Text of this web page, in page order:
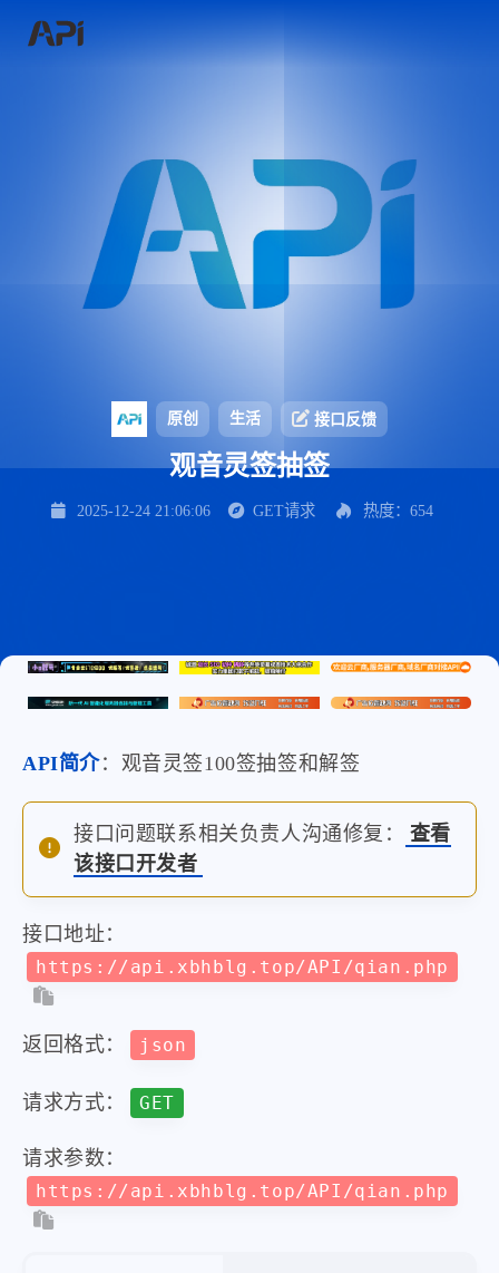
原创 生活 接口反馈
观音灵签抽签
2025-12-24 21:06:06 GET请求 热度：654
API简介：观音灵签100签抽签和解签
接口问题联系相关负责人沟通修复：
查看
该接口开发者
接口地址：
https://api.xbhblg.top/API/qian.php
返回格式： json
请求方式： GET
请求参数：
https://api.xbhblg.top/API/qian.php